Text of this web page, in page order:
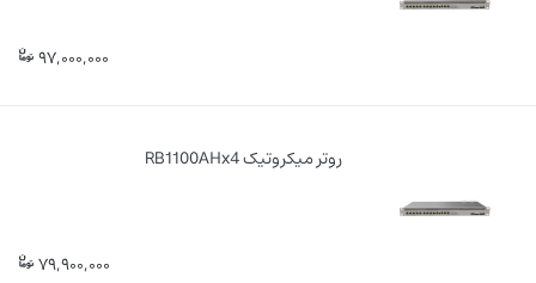
97,000,000
روتر میکروتیک RB1100AHx4
79,900,000